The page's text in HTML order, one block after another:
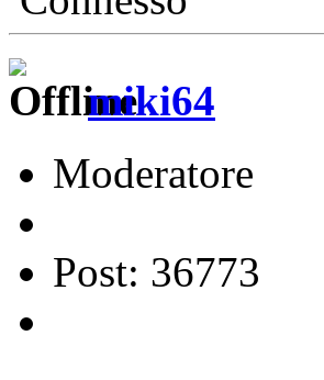
miki64
Moderatore
Post: 36773